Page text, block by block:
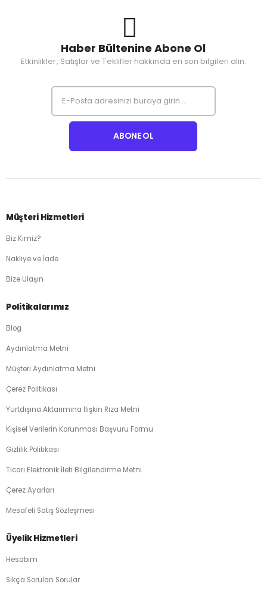
Haber Bültenine Abone Ol
Etkinlikler, Satışlar ve Teklifler hakkında en son bilgileri alın.
Müşteri Hizmetleri
Biz Kimiz?
Nakliye ve İade
Bize Ulaşın
Politikalarımız
Blog
Aydınlatma Metni
Müşteri Aydınlatma Metni
Çerez Politikası
Yurtdışına Aktarımına İlişkin Rıza Metni
Kişisel Verilerin Korunması Başvuru Formu
Gizlilik Politikası
Ticari Elektronik İleti Bilgilendirme Metni
Çerez Ayarları
Mesafeli Satış Sözleşmesi
Üyelik Hizmetleri
Hesabım
Sıkça Sorulan Sorular